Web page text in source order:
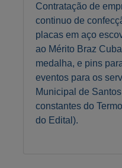
Contratação de
continuo de
placas em aço
ao Mérito Braz
medalha, e pins
eventos para os
Municipal de
constantes do
do Edital).